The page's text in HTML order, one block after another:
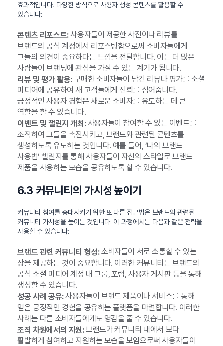
효과적입니다. 다양한 방식으로 사용자 생성 콘텐츠를 활용할 수
있습니다:
콘텐츠 리포스트:사용자들이 제공한 사진이나 리뷰를
브랜드의 공식 계정에서 리포스팅함으로써 소비자들에게
그들의 의견이 중요하다는 느낌을 전달합니다. 이는 더 많은
사람들이 브랜딩에 관심을 가질 수 있는 계기가 됩니다.
리뷰 및 평가 활용:구매한 소비자들이 남긴 리뷰나 평가를 소셜
미디어에 공유하여 새 고객들에게 신뢰를 심어줍니다.
긍정적인 사용자 경험은 새로운 소비자를 유도하는 데 큰
역할을 할 수 있습니다.
이벤트 및 챌린지 개최:사용자들이 참여할 수 있는 이벤트를
조직하여 그들을 촉진시키고, 브랜드와 관련된 콘텐츠를
생성하도록 유도하는 것입니다. 예를 들어, ‘나의 브랜드
사용법’ 챌린지를 통해 사용자들이 자신의 스타일로 브랜드
제품을 사용하는 모습을 공유하도록 할 수 있습니다.
6.3 커뮤니티의 가시성 높이기
커뮤니티 참여를 증대시키기 위한 또 다른 접근법은 브랜드와 관련된
커뮤니티 가시성을 높이는 것입니다. 이 과정에서는 다음과 같은 전략을
사용할 수 있습니다:
브랜드 관련 커뮤니티 형성:소비자들이 서로 소통할 수 있는
장을 제공하는 것이 중요합니다. 이러한 커뮤니티는 브랜드의
공식 소셜 미디어 계정 내 그룹, 포럼, 사용자 게시판 등을 통해
생성할 수 있습니다.
성공 사례 공유:사용자들이 브랜드 제품이나 서비스를 통해
얻은 긍정적인 경험을 공유하는 플랫폼을 마련합니다. 이러한
사례는 다른 소비자들에게도 영감을 줄 수 있습니다.
조직 차원에서의 지원:브랜드가 커뮤니티 내에서 보다
활발하게 참여하고 지원하는 모습을 보임으로써 사용자들이